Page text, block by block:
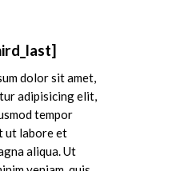
dolor sit amet,
adipisicing elit,
tempor
ut labore et
aliqua. Ut